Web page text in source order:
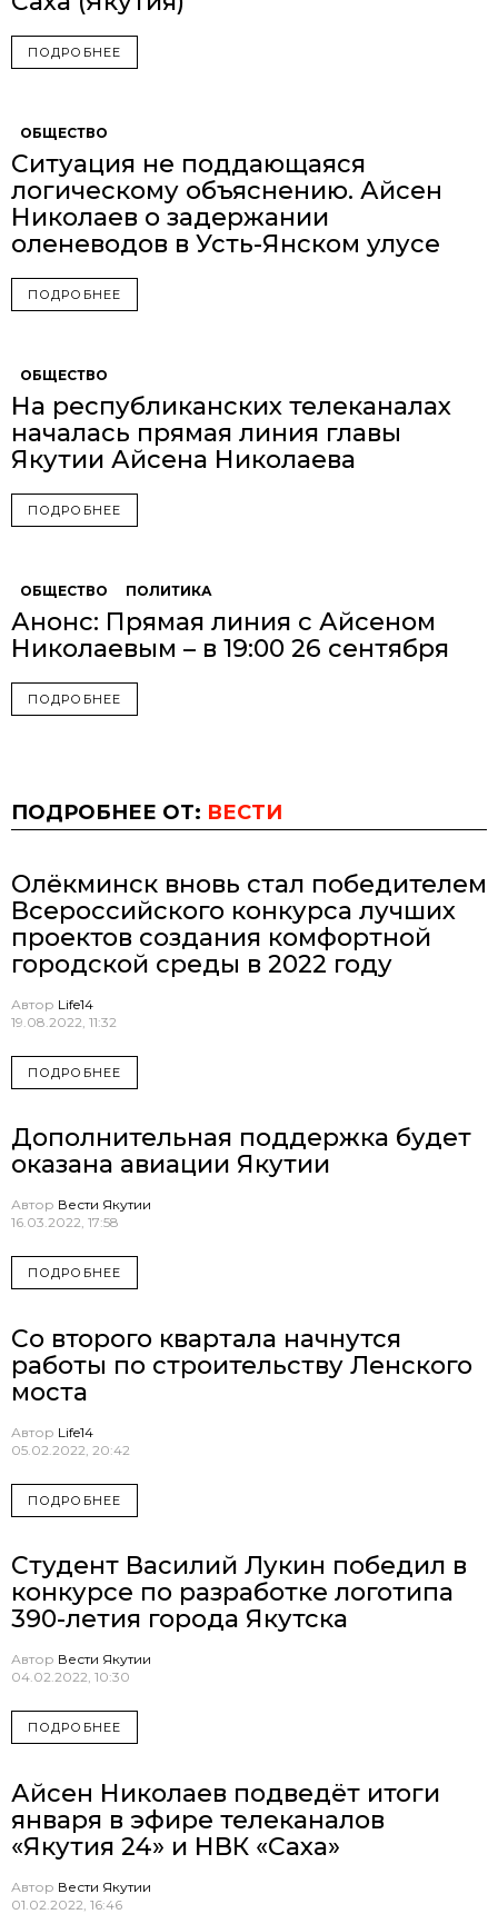
ПОДРОБНЕЕ
ОБЩЕСТВО
Ситуация не поддающаяся
логическому объяснению. Айсен
Николаев о задержании
оленеводов в Усть-Янском улусе
ПОДРОБНЕЕ
ОБЩЕСТВО
На республиканских телеканалах
началась прямая линия главы
Якутии Айсена Николаева
ПОДРОБНЕЕ
ОБЩЕСТВО ПОЛИТИКА
Анонс: Прямая линия с Айсеном
Николаевым – в 19:00 26 сентября
ПОДРОБНЕЕ
ПОДРОБНЕЕ ОТ: ВЕСТИ
Олёкминск вновь стал победителем
Всероссийского конкурса лучших
проектов создания комфортной
городской среды в 2022 году
Автор Life14
19.08.2022, 11:32
ПОДРОБНЕЕ
Дополнительная поддержка будет
оказана авиации Якутии
Автор Вести Якутии
16.03.2022, 17:58
ПОДРОБНЕЕ
Со второго квартала начнутся
работы по строительству Ленского
моста
Автор Life14
05.02.2022, 20:42
ПОДРОБНЕЕ
Студент Василий Лукин победил в
конкурсе по разработке логотипа
390-летия города Якутска
Автор Вести Якутии
04.02.2022, 10:30
ПОДРОБНЕЕ
Айсен Николаев подведёт итоги
января в эфире телеканалов
«Якутия 24» и НВК «Саха»
Автор Вести Якутии
01.02.2022, 16:46